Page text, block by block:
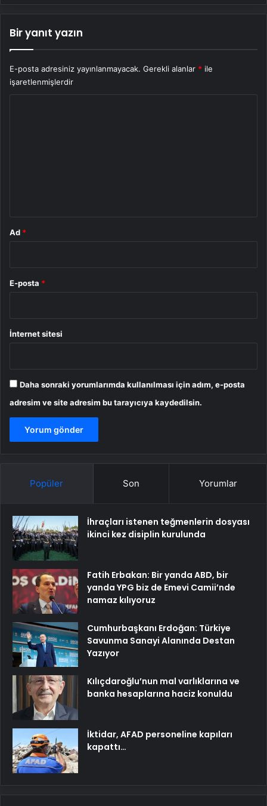
Bir yanıt yazın
E-posta adresiniz yayınlanmayacak. Gerekli alanlar * ile
işaretlenmişlerdir
Ad *
E-posta *
İnternet sitesi
Daha sonraki yorumlarımda kullanılması için adım, e-posta
adresim ve site adresim bu tarayıcıya kaydedilsin.
Popüler Son Yorumlar
İhraçları istenen teğmenlerin dosyası
ikinci kez disiplin kurulunda
Fatih Erbakan: Bir yanda ABD, bir
yanda YPG biz de Emevi Camii’nde
namaz kılıyoruz
Cumhurbaşkanı Erdoğan: Türkiye
Savunma Sanayi Alanında Destan
Yazıyor
Kılıçdaroğlu’nun mal varlıklarına ve
banka hesaplarına haciz konuldu
İktidar, AFAD personeline kapıları
kapattı…